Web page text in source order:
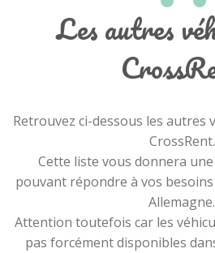
Les autres
Retrouvez ci-dessous les autres
CrossRent.
Cette liste vous donnera
pouvant répondre à vos
Allemagne.
Attention toutefois car les
pas forcément disponibles